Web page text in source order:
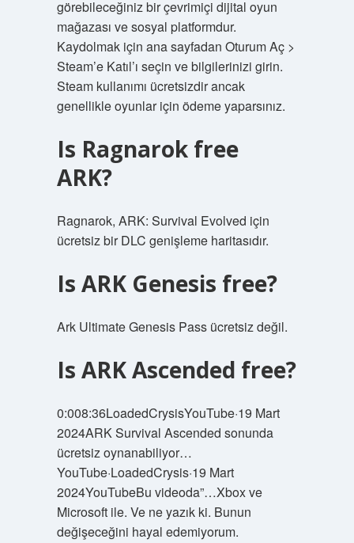
görebileceğiniz bir çevrimiçi dijital oyun
mağazası ve sosyal platformdur.
Kaydolmak için ana sayfadan Oturum Aç >
Steam’e Katıl’ı seçin ve bilgilerinizi girin.
Steam kullanımı ücretsizdir ancak
genellikle oyunlar için ödeme yaparsınız.
Is Ragnarok free
ARK?
Ragnarok, ARK: Survival Evolved için
ücretsiz bir DLC genişleme haritasıdır.
Is ARK Genesis free?
Ark Ultimate Genesis Pass ücretsiz değil.
Is ARK Ascended free?
0:008:36LoadedCrysisYouTube·19 Mart
2024ARK Survival Ascended sonunda
ücretsiz oynanabiliyor…
YouTube·LoadedCrysis·19 Mart
2024YouTubeBu videoda”…Xbox ve
Microsoft ile. Ve ne yazık ki. Bunun
değişeceğini hayal edemiyorum.